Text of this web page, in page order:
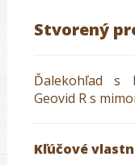
Stvorený
Ďalekohľad s
Geovid R s
Kľúčové